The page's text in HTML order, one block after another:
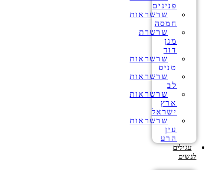
פנינים
שרשראות
חמסה
שרשרת
מגן
דוד
שרשראות
טניס
שרשראות
לב
שרשראות
ארץ
ישראל
שרשראות
עין
הרע
עגילים
לנשים